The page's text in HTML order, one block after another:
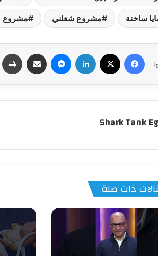
ساخنة مشروع شغلني مشروع
فيسبوك لينكدإن ماسنجر مشاركة عبر البريد
Shark Tank
ذات صلة